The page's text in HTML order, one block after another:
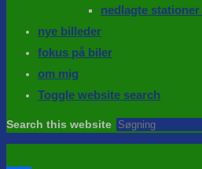
nedlagte stationer
nye billeder
fokus på biler
om mig
Toggle website search
Search this website